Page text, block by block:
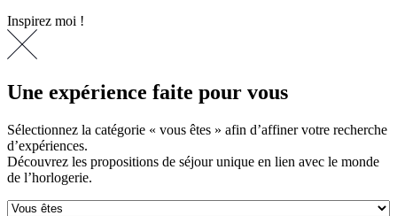
Inspirez moi !
Une expérience faite pour vous
Sélectionnez la catégorie « vous êtes » afin d’affiner votre recherche
d’expériences.
Découvrez les propositions de séjour unique en lien avec le monde
de l’horlogerie.